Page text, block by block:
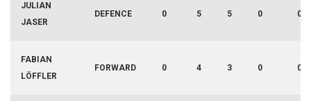
JULIAN
JASER
DEFENCE 0 5 5 0 0
FABIAN
LÖFFLER
FORWARD 0 4 3 0 0